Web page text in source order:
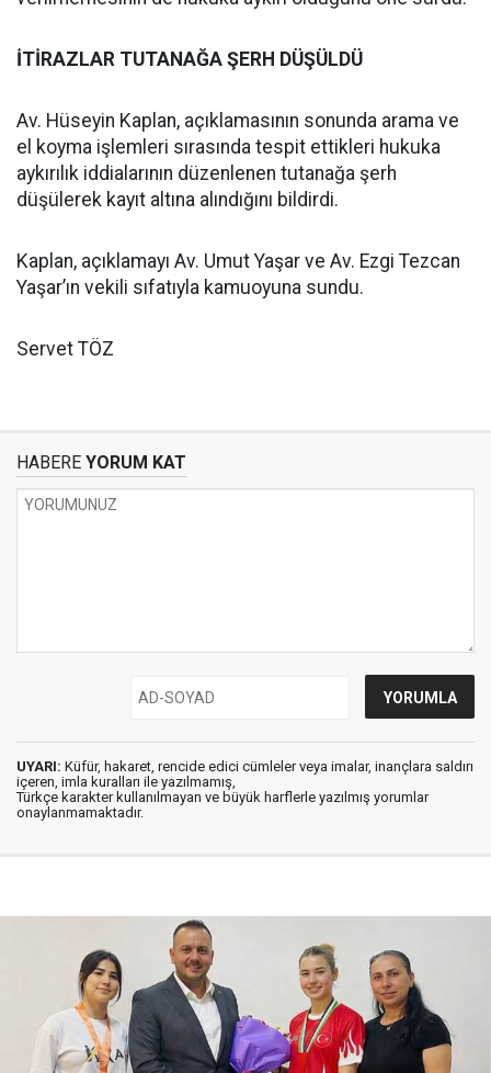
İTİRAZLAR TUTANAĞA ŞERH DÜŞÜLDÜ
Av. Hüseyin Kaplan, açıklamasının sonunda arama ve
el koyma işlemleri sırasında tespit ettikleri hukuka
aykırılık iddialarının düzenlenen tutanağa şerh
düşülerek kayıt altına alındığını bildirdi.
Kaplan, açıklamayı Av. Umut Yaşar ve Av. Ezgi Tezcan
Yaşar’ın vekili sıfatıyla kamuoyuna sundu.
Servet TÖZ
HABERE YORUM KAT
UYARI: Küfür, hakaret, rencide edici cümleler veya imalar, inançlara saldırı
içeren, imla kuralları ile yazılmamış,
Türkçe karakter kullanılmayan ve büyük harflerle yazılmış yorumlar
onaylanmamaktadır.